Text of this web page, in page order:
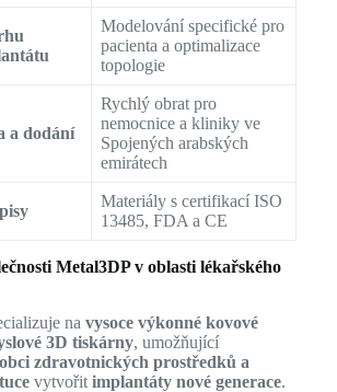
Modelování specifické pro
pacienta a optimalizace
topologie
a dodání
Rychlý obrat pro
nemocnice a kliniky ve
Spojených arabských
emirátech
Materiály s certifikací ISO
13485, FDA a CE
Metal3DP v oblasti lékařského
na vysoce výkonné kovové
3D tiskárny, umožňující
zdravotnických prostředků a
vytvořit implantáty nové generace.